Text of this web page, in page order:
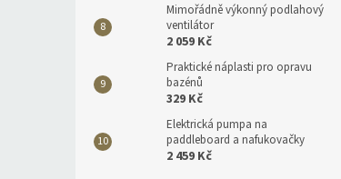
Mimořádně výkonný podlahový
ventilátor
2 059 Kč
Praktické náplasti pro opravu
bazénů
329 Kč
Elektrická pumpa na
paddleboard a nafukovačky
2 459 Kč